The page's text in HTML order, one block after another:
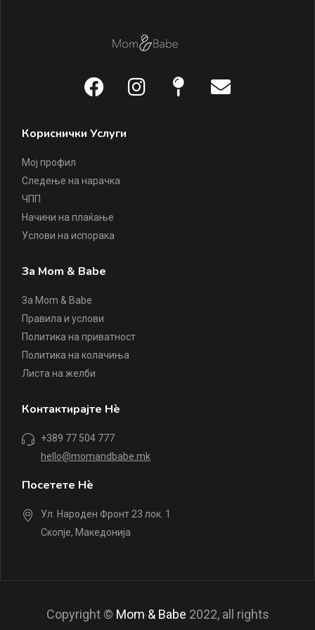
Кориснички Услуги
Мој профил
Следење на нарачка
ЧПП
Начини на плаќање
Услови на испорака
За Mom & Babe
За Mom & Babe
Правила и услови
Политика на приватност
Политика на колачиња
Листа на желби
Контактирајте Нè
+389 77 504 777
hello@momandbabe.mk
Посетете Нè
Ул. Народен Фронт 23 лок. 1
Скопје, Македонија
Copyright © Mom & Babe 2022, all rights